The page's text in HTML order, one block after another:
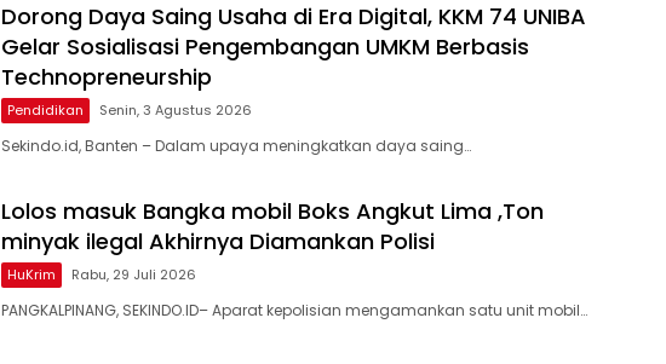
Dorong Daya Saing Usaha di Era Digital, KKM 74 UNIBA
Gelar Sosialisasi Pengembangan UMKM Berbasis
Technopreneurship
Pendidikan Senin, 3 Agustus 2026
Sekindo.id, Banten – Dalam upaya meningkatkan daya saing…
Lolos masuk Bangka mobil Boks Angkut Lima ,Ton
minyak ilegal Akhirnya Diamankan Polisi
HuKrim Rabu, 29 Juli 2026
PANGKALPINANG, SEKINDO.ID– Aparat kepolisian mengamankan satu unit mobil…